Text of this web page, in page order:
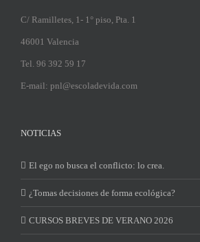
C/ Ramilletes, 1- 1° piso, Pta. 1
46001 Valencia
Tel. 96 392 59 17
E-mail: pnl@escoladevida.com
NOTICIAS
El ego no busca el conflicto: lo crea.
¿Tomas decisiones de forma ecológica?
CURSOS BREVES DE VERANO 2026